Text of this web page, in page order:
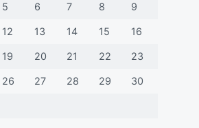
5 6 7 8 9
12 13 14 15 16
19 20 21 22 23
26 27 28 29 30